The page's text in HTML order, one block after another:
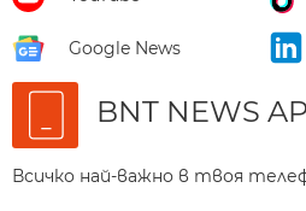
Google News
BNT NEWS
Всичко най-важно в твоя